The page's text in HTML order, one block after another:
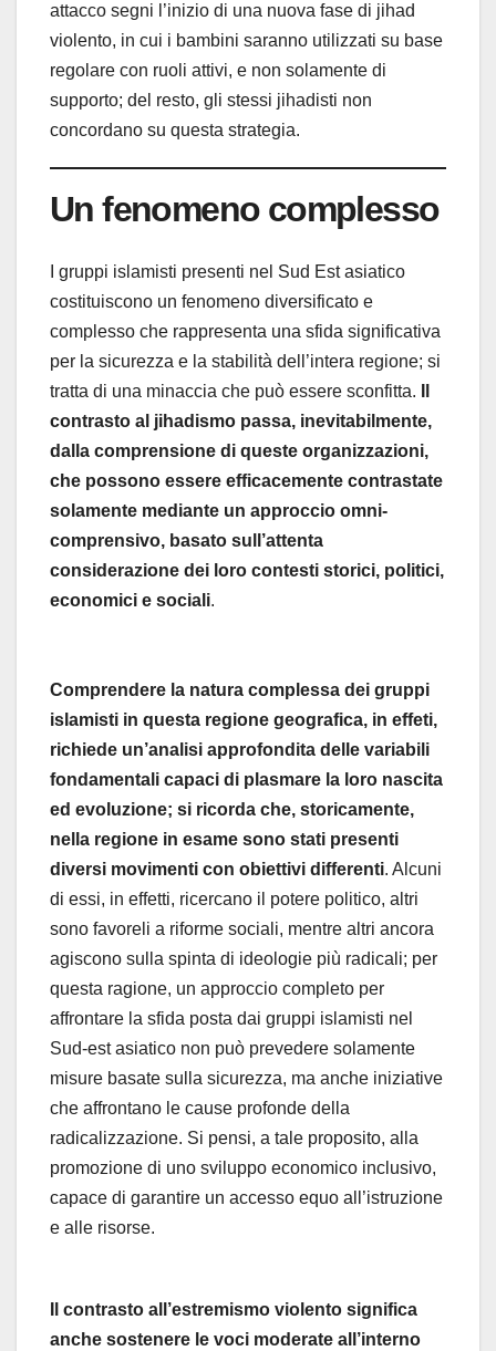
attacco segni l’inizio di una nuova fase di jihad
violento, in cui i bambini saranno utilizzati su base
regolare con ruoli attivi, e non solamente di
supporto; del resto, gli stessi jihadisti non
concordano su questa strategia.
Un fenomeno complesso
I gruppi islamisti presenti nel Sud Est asiatico
costituiscono un fenomeno diversificato e
complesso che rappresenta una sfida significativa
per la sicurezza e la stabilità dell’intera regione; si
tratta di una minaccia che può essere sconfitta.
contrasto al jihadismo passa, inevitabilmente,
dalla comprensione di queste organizzazioni,
che possono essere efficacemente contrastate
solamente mediante un approccio omni-
comprensivo, basato sull’attenta
considerazione dei loro contesti storici, politici,
economici e sociali.
Comprendere la natura complessa dei gruppi
islamisti in questa regione geografica, in effeti,
richiede un’analisi approfondita delle variabili
fondamentali capaci di plasmare la loro nascita
ed evoluzione; si ricorda che, storicamente,
nella regione in esame sono stati presenti
diversi movimenti con obiettivi differenti. Alcuni
di essi, in effetti, ricercano il potere politico, altri
sono favoreli a riforme sociali, mentre altri ancora
agiscono sulla spinta di ideologie più radicali; per
questa ragione, un approccio completo per
affrontare la sfida posta dai gruppi islamisti nel
Sud-est asiatico non può prevedere solamente
misure basate sulla sicurezza, ma anche iniziative
che affrontano le cause profonde della
radicalizzazione. Si pensi, a tale proposito, alla
promozione di uno sviluppo economico inclusivo,
capace di garantire un accesso equo all’istruzione
e alle risorse.
Il contrasto all’estremismo violento significa
anche sostenere le voci moderate all’interno